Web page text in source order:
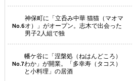
No.6
神保町に「立呑み中華 猫猫（マオマ
オ）」がオープン。志木で出会った
男子2人組で独
No.7
幡ケ谷に「涅槃処（ねはんどころ）
わか」が開業。「多幸寿（タコス）
と小料理」の居酒